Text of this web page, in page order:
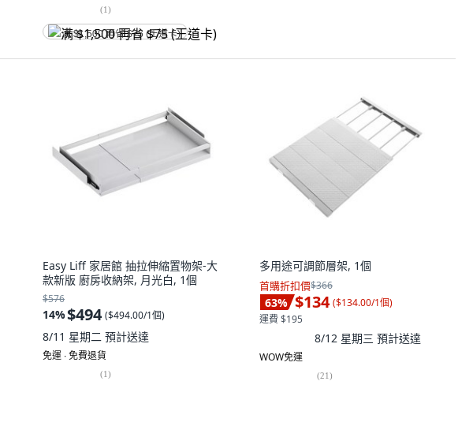
(1)
满 $1,500 再省 $75 (王道卡)
Easy Liff 家居館 抽拉伸縮置物架-大
款新版 廚房收納架, 月光白, 1個
$576
14%$494 ($494.00/1個)
8/11 星期二 預計送達
免運 ∙ 免費退貨
(1)
多用途可調節層架, 1個
首購折扣價$366
63% $134 ($134.00/1個)
運費 $195
8/12 星期三 預計送達
WOW免運
(21)